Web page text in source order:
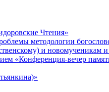
Чтения»
методологии
и новомученикам
«Конференция-вечер